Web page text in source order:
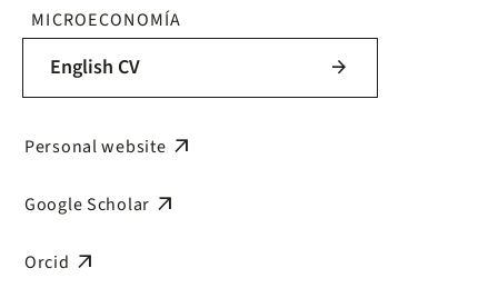
MICROECONOMÍA
English CV arrow_forward
Personal website arrow_outward
Google Scholar arrow_outward
Orcid arrow_outward